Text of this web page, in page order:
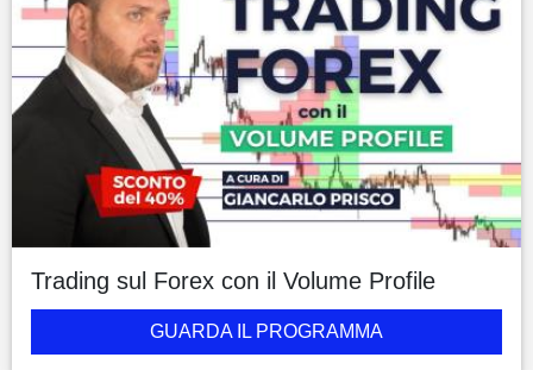
Trading sul Forex con il Volume Profile
GUARDA IL PROGRAMMA